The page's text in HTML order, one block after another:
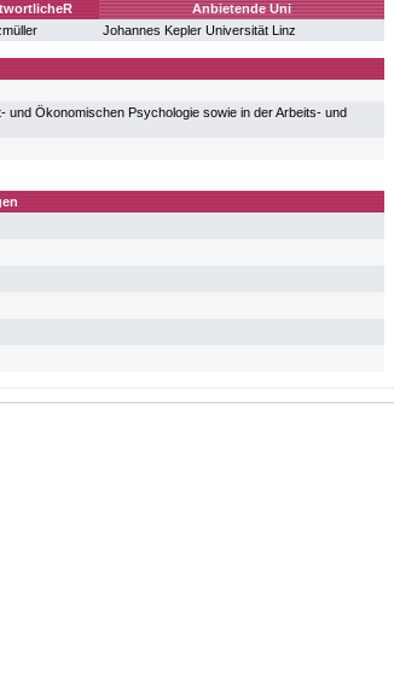
Anbietende Uni
Johannes Kepler Universität Linz
und Ökonomischen Psychologie sowie in der Arbeits- und